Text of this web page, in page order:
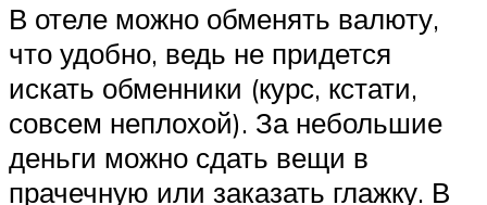
В отеле можно обменять валюту,
что удобно, ведь не придется
искать обменники (курс, кстати,
совсем неплохой). За небольшие
деньги можно сдать вещи в
прачечную или заказать глажку. В